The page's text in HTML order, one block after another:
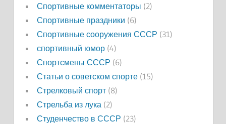
Спортивные комментаторы (2)
Спортивные праздники (6)
Спортивные сооружения СССР (31)
спортивный юмор(4)
Спортсмены СССР (6)
Статьи о советском спорте(15)
Стрелковый спорт(8)
Стрельба из лука (2)
Студенчество в СССР (23)